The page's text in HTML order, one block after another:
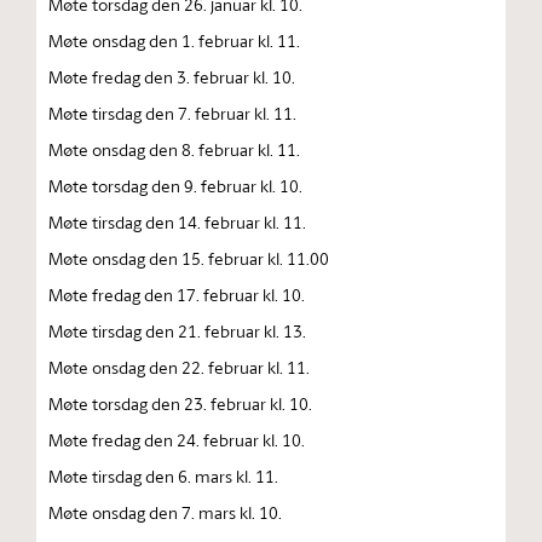
Møte onsdag den 1. februar kl. 11.
Møte fredag den 3. februar kl. 10.
Møte tirsdag den 7. februar kl. 11.
Møte onsdag den 8. februar kl. 11.
Møte torsdag den 9. februar kl. 10.
Møte tirsdag den 14. februar kl. 11.
Møte onsdag den 15. februar kl. 11.00
Møte fredag den 17. februar kl. 10.
Møte tirsdag den 21. februar kl. 13.
Møte onsdag den 22. februar kl. 11.
Møte torsdag den 23. februar kl. 10.
Møte fredag den 24. februar kl. 10.
Møte tirsdag den 6. mars kl. 11.
Møte onsdag den 7. mars kl. 10.